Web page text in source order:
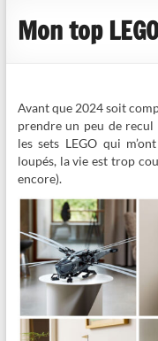
reviews
Mon top
Avant que 2024 soit
prendre un peu de
les sets LEGO qui
loupés, la vie est trop
encore).